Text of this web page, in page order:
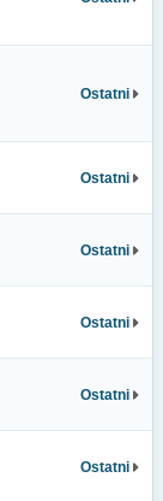
Ostatni
Ostatni
Ostatni
Ostatni
Ostatni
Ostatni